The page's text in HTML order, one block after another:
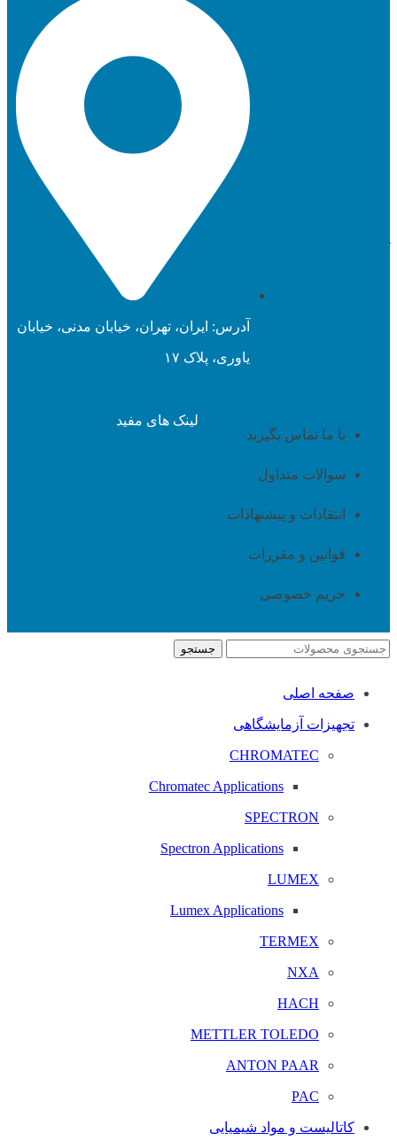
لینک های مفید
با ما تماس بگیرید
سوالات متداول
انتقادات و پیشنهادات
قوانین و مقررات
حریم خصوصی
آدرس: ایران، تهران، خیابان مدنی، خیابان
یاوری، پلاک ۱۷
جستجو
صفحه اصلی
تجهیزات آزمایشگاهی
CHROMATEC
Chromatec Applications
SPECTRON
Spectron Applications
LUMEX
Lumex Applications
TERMEX
NXA
HACH
METTLER TOLEDO
ANTON PAAR
PAC
کاتالیست و مواد شیمیایی